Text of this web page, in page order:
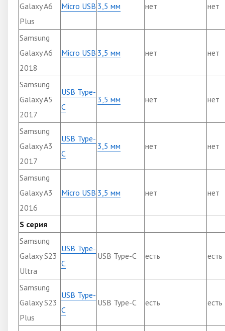
Galaxy A6
Plus
Micro USB 3,5 мм нет нет
Samsung
Galaxy A6
2018
Micro USB 3,5 мм нет нет
Samsung
Galaxy A5
2017
USB Type-
C
3,5 мм нет нет
Samsung
Galaxy A3
2017
USB Type-
C
3,5 мм нет нет
Samsung
Galaxy A3
2016
Micro USB 3,5 мм нет нет
S серия
Samsung
Galaxy S23
Ultra
USB Type-
C
USB Type-C есть есть
Samsung
Galaxy S23
Plus
USB Type-
C
USB Type-C есть есть